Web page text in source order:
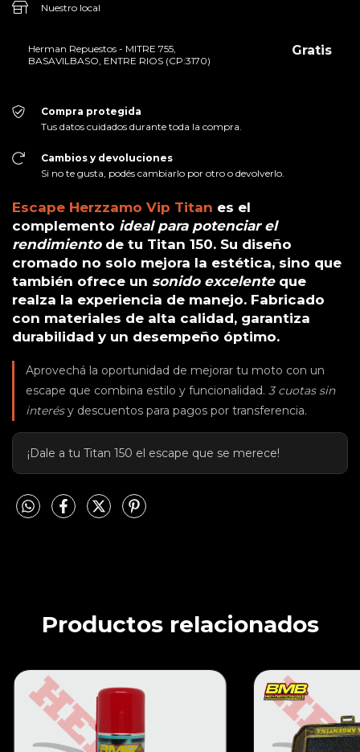
Nuestro local
Herman Repuestos - MITRE 755,
BASAVILBASO, ENTRE RIOS (CP:3170)
Gratis
Compra protegida
Tus datos cuidados durante toda la compra.
Cambios y devoluciones
Si no te gusta, podés cambiarlo por otro o devolverlo.
Escape Herzzamo Vip Titan es el
complemento ideal para potenciar el
rendimientode tu Titan 150. Su diseño
cromado no solo mejora la estética, sino que
también ofrece un sonido excelenteque
realza la experiencia de manejo. Fabricado
con materiales de alta calidad, garantiza
durabilidad y un desempeño óptimo.
Aprovechá la oportunidad de mejorar tu moto con un
escape que combina estilo y funcionalidad. 3 cuotas sin
interésy descuentos para pagos por transferencia.
¡Dale a tu Titan 150 el escape que se merece!
Productos relacionados